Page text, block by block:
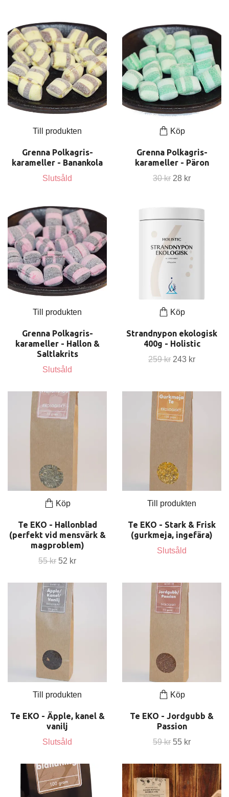
Till produkten
Grenna Polkagris-
karameller - Banankola
Slutsåld
Köp
Grenna Polkagris-
karameller - Päron
30 kr 28 kr
Till produkten
Grenna Polkagris-
karameller - Hallon &
Saltlakrits
Slutsåld
Köp
Strandnypon ekologisk
400g - Holistic
259 kr 243 kr
Köp
Te EKO - Hallonblad
(perfekt vid mensvärk &
magproblem)
55 kr 52 kr
Till produkten
Te EKO - Stark & Frisk
(gurkmeja, ingefära)
Slutsåld
Till produkten
Te EKO - Äpple, kanel &
vanilj
Slutsåld
Köp
Te EKO - Jordgubb &
Passion
59 kr 55 kr